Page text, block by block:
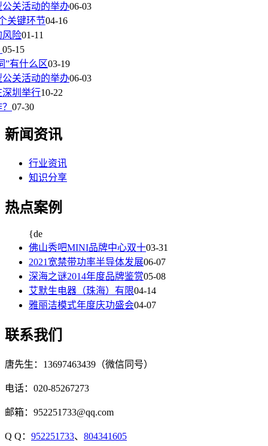
关活动的举办06-03
关键环节04-16
风险01-11
05-15
”有什么区03-19
关活动的举办06-03
深圳举行10-22
07-30
新闻资讯
行业资讯
知识分享
热点案例
{de
佛山秀吧MINI品牌中心双十03-31
2021宽禁带功率半导体发展06-07
深海之谜2014年度品牌鉴赏05-08
艾默生电器（珠海）有限04-14
雅丽洁模式年度庆功盛会04-07
联系我们
唐先生：13697463439（微信同号）
电话：020-85267273
邮箱：952251733@qq.com
Q Q： 952251733、 804341605